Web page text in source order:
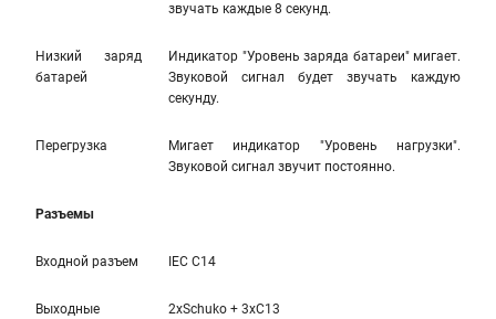
звучать каждые 8 секунд.
Низкий заряд
батарей
Индикатор "Уровень заряда батареи" мигает.
Звуковой сигнал будет звучать каждую
секунду.
Перегрузка
Мигает индикатор "Уровень нагрузки".
Звуковой сигнал звучит постоянно.
Разъемы
Входной разъем IEC C14
Выходные
2xSchuko + 3xC13